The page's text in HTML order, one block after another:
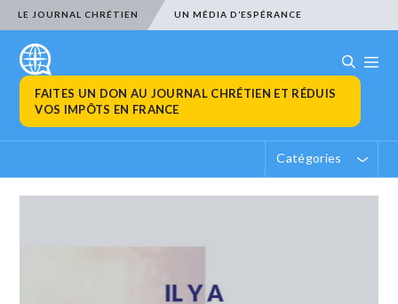
LE JOURNAL CHRÉTIEN UN MÉDIA D’ESPÉRANCE
FAITES UN DON AU JOURNAL CHRÉTIEN ET RÉDUIS
VOS IMPÔTS EN FRANCE
Catégories